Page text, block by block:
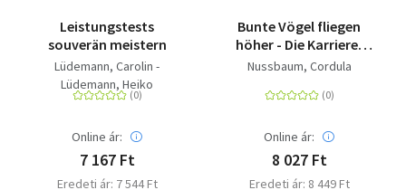
Leistungstests
souverän meistern
Lüdemann, Carolin -
Lüdemann, Heiko
Online ár:
7 167 Ft
Eredeti ár: 7 544 Ft
Bunte Vögel fliegen
höher - Die Karriere-
Geheimnisse der
Nussbaum, Cordula
Online ár:
8 027 Ft
Eredeti ár: 8 449 Ft